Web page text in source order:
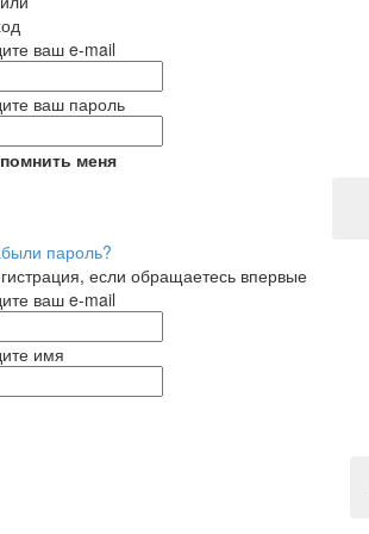
ваш e-mail
ваш пароль
меня
пароль?
если обращаетесь впервые
ваш e-mail
имя